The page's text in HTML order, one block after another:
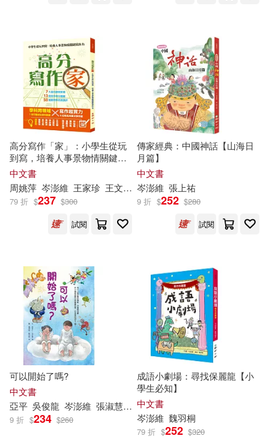
高分寫作「家」：小學生從玩
到寫，培養人事景物情關鍵寫
作力
中文書
周姚萍 岑澎維 王家珍 王文華 郭至和 鄒敦怜
79 折 $237 $300
試閱
傳家經典：中國神話【山海日
月篇】
中文書
岑澎維 張上祐
9 折 $252 $280
試閱
可以開始了嗎?
中文書
亞平 吳俊龍 岑澎維 張淑慧 張英珉 李知融
9 折 $234 $260
成語小劇場：尋找保麗龍【小
學生必知】
中文書
岑澎維 魏羽桐
79 折 $252 $320